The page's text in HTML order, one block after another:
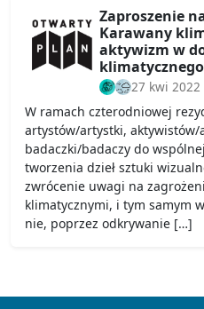
Zaproszenie
Karawany
aktywizm w
klimatycznego
27 kwi 2022
W ramach czterodniowej
artystów/artystki, aktywistów/
badaczki/badaczy do
tworzenia dzieł sztuki
zwrócenie uwagi na
klimatycznymi, i tym samym
nie, poprzez odkrywanie […]